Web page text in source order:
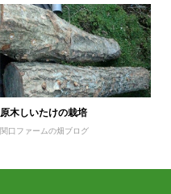
原木しいたけの栽培
関口ファームの畑ブログ